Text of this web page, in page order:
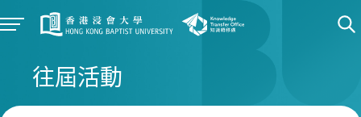
往屆活動